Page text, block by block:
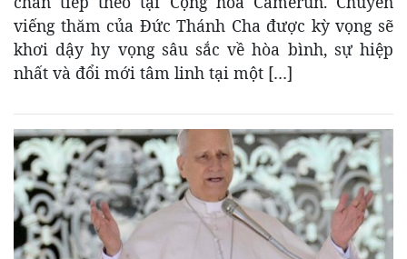
viếng thăm của Đức Thánh Cha được kỳ vọng sẽ
khơi dậy hy vọng sâu sắc về hòa bình, sự hiệp
nhất và đổi mới tâm linh tại một […]